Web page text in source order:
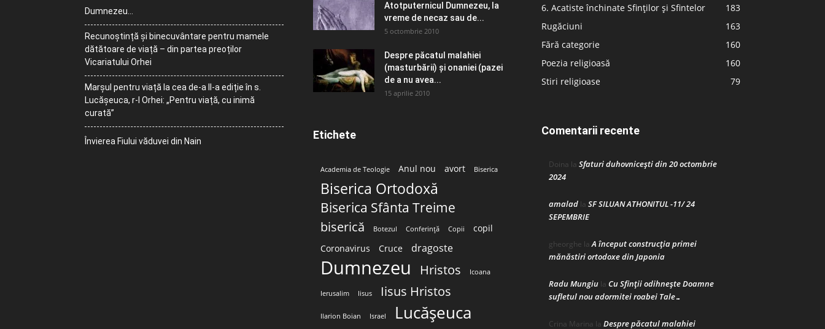
Dumnezeu…
Recunoștință și binecuvântare pentru mamele
dătătoare de viață – din partea preoților
Vicariatului Orhei
Marșul pentru viață la cea de-a II-a ediție în s.
Lucășeuca, r-l Orhei: „Pentru viață, cu inimă
curată”
Învierea Fiului văduvei din Nain
Atotputernicul Dumnezeu, la
vreme de necaz sau de...
5 octombrie 2010
Despre păcatul malahiei
(masturbării) şi onaniei (pazei
de a nu avea...
15 aprilie 2010
Etichete
Academia de Teologie Anul nou avort Biserica
Biserica Ortodoxă
Biserica Sfânta Treime
biserică Botezul Conferință Copii
copil
Coronavirus
Cruce dragoste
Dumnezeu Hristos Icoana
Ierusalim Iisus Iisus Hristos
Ilarion Boian Israel Lucășeuca
6. Acatiste închinate Sfinților și Sfintelor
183
Rugăciuni
163
Fără categorie
160
Poezia religioasă
160
Stiri religioase
79
Comentarii recente
Doina la Sfaturi duhovnicești din 20 octombrie
2024
amalad la SF SILUAN ATHONITUL -11/ 24
SEPEMBRIE
gheorghe laA început construcţia primei
mănăstiri ortodoxe din Japonia
Radu Mungiu la Cu Sfinții odihnește Doamne
sufletul nou adormitei roabei Tale…
Crina Marina la Despre păcatul malahiei